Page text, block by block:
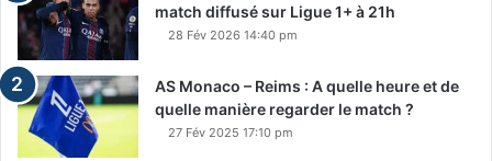
match diffusé sur Ligue 1+ à 21h
28 Fév 2026 14:40 pm
AS Monaco – Reims : A quelle heure et de
quelle manière regarder le match ?
27 Fév 2025 17:10 pm